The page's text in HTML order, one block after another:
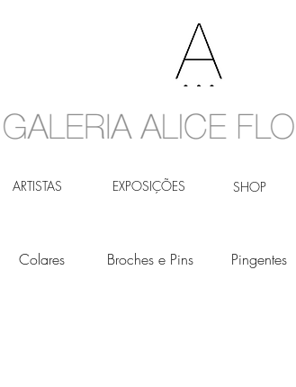
ARTISTAS EXPOSIÇÕES SHOP
Colares Broches e Pins Pingentes